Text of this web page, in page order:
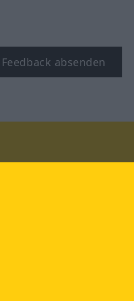
Feedback absenden